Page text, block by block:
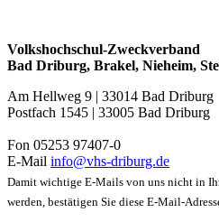
Volkshochschul-Zweckverband
Bad Driburg, Brakel, Nieheim,
Am Hellweg 9 | 33014 Bad Driburg
Postfach 1545 | 33005 Bad Driburg
Fon 05253 97407-0
E-Mail info@vhs-driburg.de
Damit wichtige E-Mails von uns nicht in
werden, bestätigen Sie diese E-Mail-